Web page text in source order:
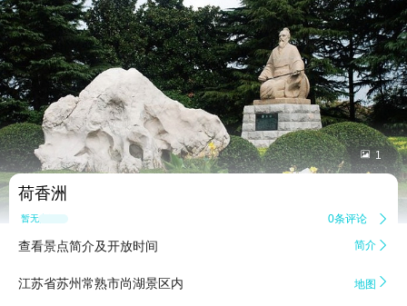
 1
荷香洲
暂无点评 0条评论 
查看景点简介及开放时间 简介 
江苏省苏州常熟市尚湖景区内 地图 
